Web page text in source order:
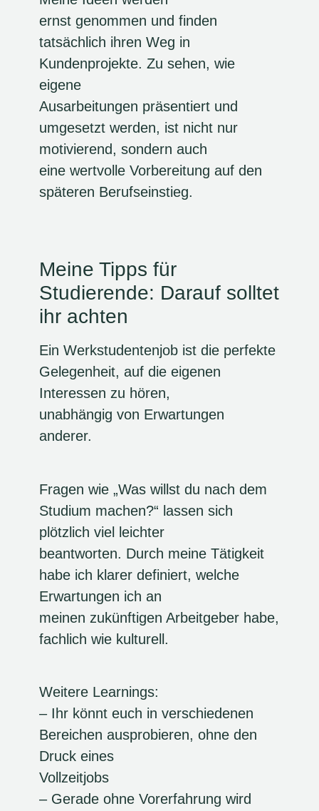
ernst genommen und finden
tatsächlich ihren Weg in
Kundenprojekte. Zu sehen, wie
eigene
Ausarbeitungen präsentiert und
umgesetzt werden, ist nicht nur
motivierend, sondern auch
eine wertvolle Vorbereitung auf den
späteren Berufseinstieg.
Meine Tipps für
Studierende: Darauf solltet
ihr achten
Ein Werkstudentenjob ist die perfekte
Gelegenheit, auf die eigenen
Interessen zu hören,
unabhängig von Erwartungen
anderer.
Fragen wie „Was willst du nach dem
Studium machen?“ lassen sich
plötzlich viel leichter
beantworten. Durch meine Tätigkeit
habe ich klarer definiert, welche
Erwartungen ich an
meinen zukünftigen Arbeitgeber habe,
fachlich wie kulturell.
Weitere Learnings:
– Ihr könnt euch in verschiedenen
Bereichen ausprobieren, ohne den
Druck eines
Vollzeitjobs
– Gerade ohne Vorerfahrung wird